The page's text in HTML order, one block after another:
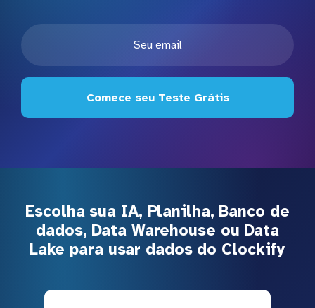
Comece seu Teste Grátis
Escolha sua IA, Planilha, Banco de
dados, Data Warehouse ou Data
Lake para usar dados do Clockify